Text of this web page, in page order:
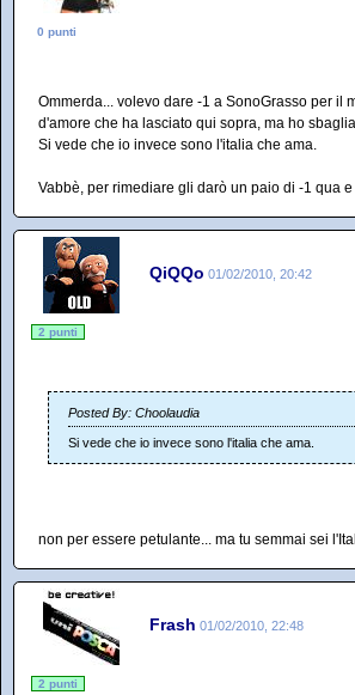
0 punti
Ommerda... volevo dare -1 a SonoGrasso per il
d'amore che ha lasciato qui sopra, ma ho
Si vede che io invece sono l'italia che ama.
Vabbè, per rimediare gli darò un paio di -1 qua e
QiQQo 01/02/2010, 20:42
2 punti
Posted By: Choolaudia
Si vede che io invece sono l'italia che ama.
non per essere petulante... ma tu semmai sei
Frash 01/02/2010, 22:48
2 punti